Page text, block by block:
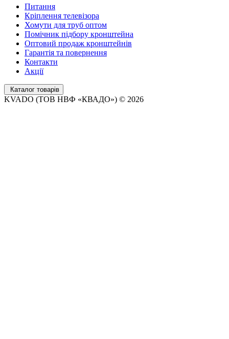
Питання
Кріплення телевізора
Хомути для труб оптом
Помічник підбору кронштейна
Оптовий продаж кронштейнів
Гарантія та повернення
Контакти
Акції
Каталог товарів
KVADO (ТОВ НВФ «КВАДО») © 2026